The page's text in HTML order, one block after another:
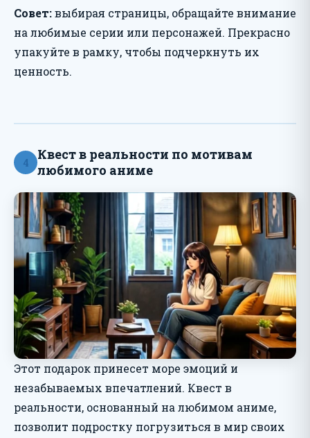
Совет:выбирая страницы, обращайте внимание
на любимые серии или персонажей. Прекрасно
упакуйте в рамку, чтобы подчеркнуть их
ценность.
4
Квест в реальности по мотивам
любимого аниме
Этот подарок принесет море эмоций и
незабываемых впечатлений. Квест в
реальности, основанный на любимом аниме,
позволит подростку погрузиться в мир своих